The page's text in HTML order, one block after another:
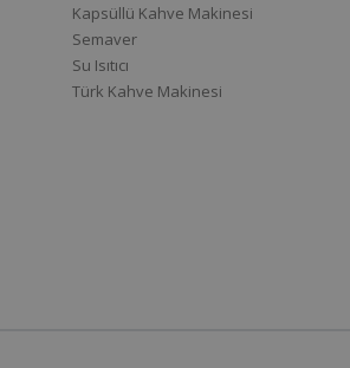
Kapsüllü Kahve Makinesi
Semaver
Su Isıtıcı
Türk Kahve Makinesi